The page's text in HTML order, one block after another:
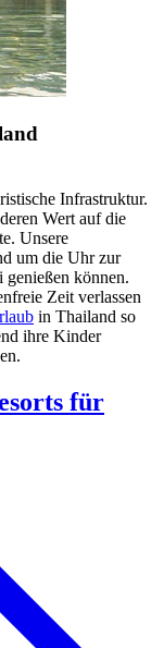
Infrastruktur.
Wert auf die
Unsere
um die Uhr zur
genießen können.
Zeit verlassen
in Thailand so
ihre Kinder
für